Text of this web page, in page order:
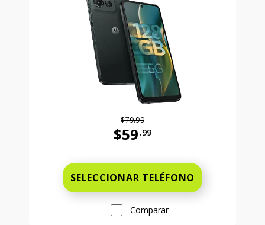
$79.99
$59 .99
SELECCIONAR TELÉFONO
Comparar